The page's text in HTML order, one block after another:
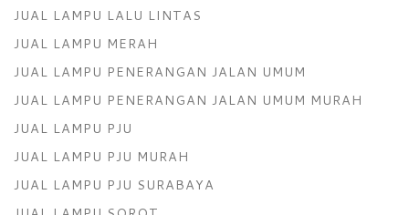
JUAL LAMPU LALU LINTAS
JUAL LAMPU MERAH
JUAL LAMPU PENERANGAN JALAN UMUM
JUAL LAMPU PENERANGAN JALAN UMUM MURAH
JUAL LAMPU PJU
JUAL LAMPU PJU MURAH
JUAL LAMPU PJU SURABAYA